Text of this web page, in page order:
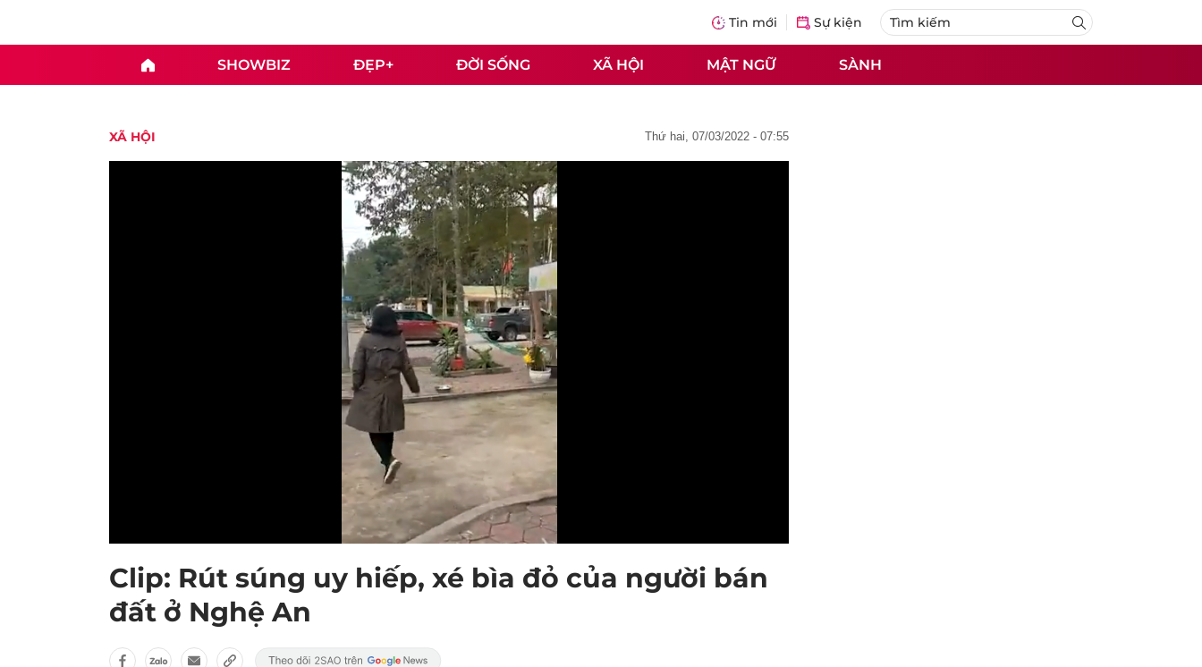
Tin mới Sự kiện
SHOWBIZ ĐẸP+ ĐỜI SỐNG XÃ HỘI MẬT NGỮ SÀNH
XÃ HỘI thứ hai, 07/03/2022 - 07:55
Clip: Rút súng uy hiếp, xé bìa đỏ của người bán
đất ở Nghệ An